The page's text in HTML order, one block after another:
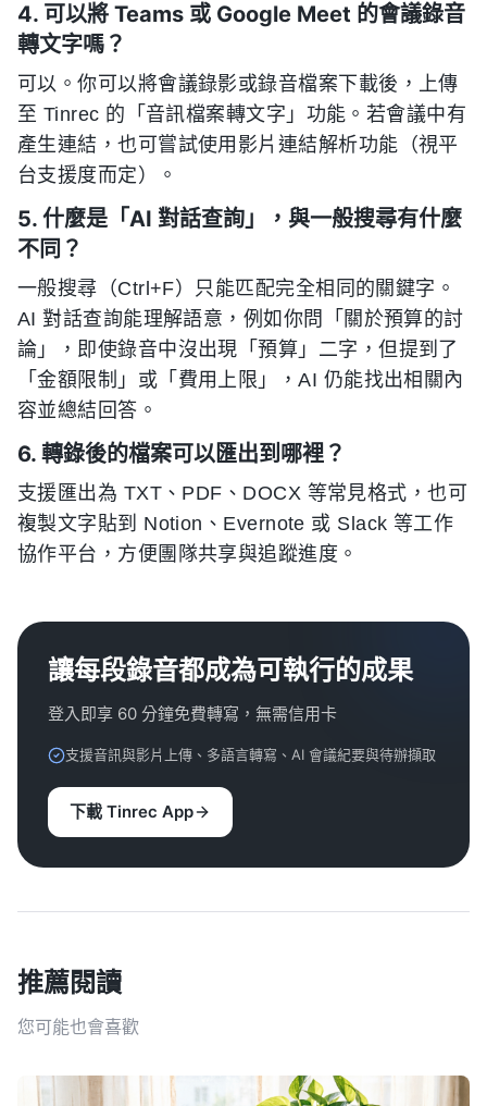
4. 可以將 Teams 或 Google Meet 的會議錄音
轉文字嗎？
可以。你可以將會議錄影或錄音檔案下載後，上傳
至 Tinrec 的「音訊檔案轉文字」功能。若會議中有
產生連結，也可嘗試使用影片連結解析功能（視平
台支援度而定）。
5. 什麼是「AI 對話查詢」，與一般搜尋有什麼
不同？
一般搜尋（Ctrl+F）只能匹配完全相同的關鍵字。
AI 對話查詢能理解語意，例如你問「關於預算的討
論」，即使錄音中沒出現「預算」二字，但提到了
「金額限制」或「費用上限」，AI 仍能找出相關內
容並總結回答。
6. 轉錄後的檔案可以匯出到哪裡？
支援匯出為 TXT、PDF、DOCX 等常見格式，也可
複製文字貼到 Notion、Evernote 或 Slack 等工作
協作平台，方便團隊共享與追蹤進度。
讓每段錄音都成為可執行的成果
登入即享 60 分鐘免費轉寫，無需信用卡
支援音訊與影片上傳、多語言轉寫、AI 會議紀要與待辦擷取
下載 Tinrec App
推薦閱讀
您可能也會喜歡